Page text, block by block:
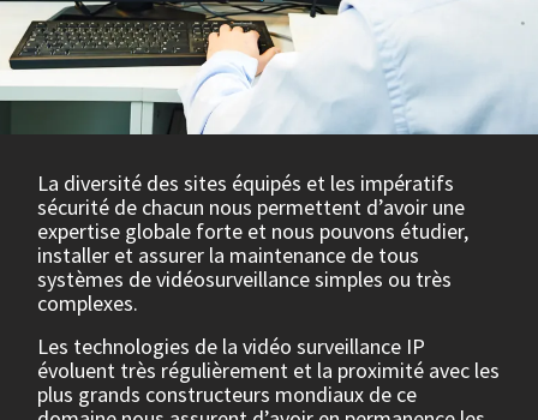
La diversité des sites équipés et les impératifs
sécurité de chacun nous permettent d’avoir une
expertise globale forte et nous pouvons étudier,
installer et assurer la maintenance de tous
systèmes de vidéosurveillance simples ou très
complexes.
Les technologies de la vidéo surveillance IP
évoluent très régulièrement et la proximité avec les
plus grands constructeurs mondiaux de ce